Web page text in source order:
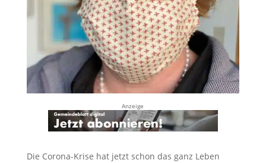
Anzeige
Die Corona-Krise hat jetzt schon das ganz Leben